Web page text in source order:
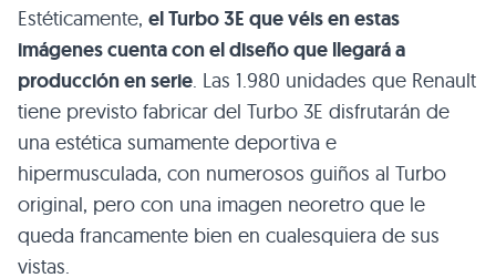
Estéticamente, el Turbo 3E que véis en estas
imágenes cuenta con el diseño que llegará a
producción en serie. Las 1.980 unidades que Renault
tiene previsto fabricar del Turbo 3E disfrutarán de
una estética sumamente deportiva e
hipermusculada, con numerosos guiños al Turbo
original, pero con una imagen neoretro que le
queda francamente bien en cualesquiera de sus
vistas.